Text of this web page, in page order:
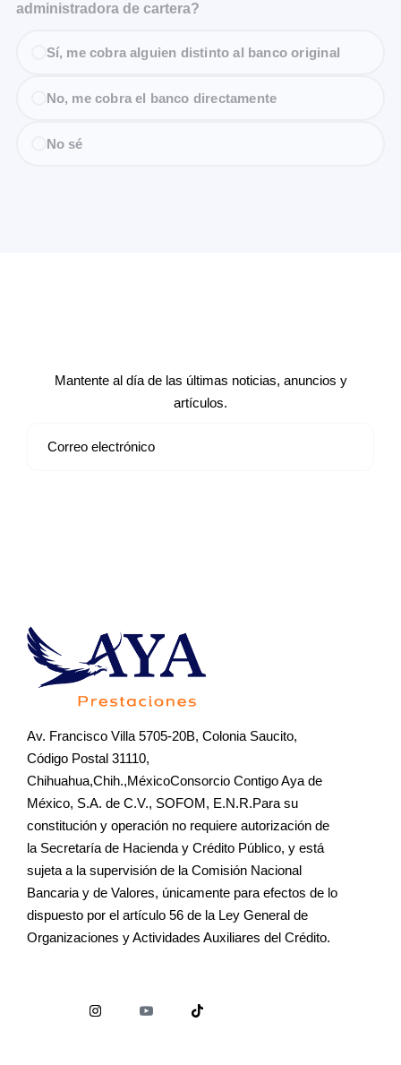
administradora de cartera?
Sí, me cobra alguien distinto al banco original
No, me cobra el banco directamente
No sé
Mantente al día de las últimas noticias, anuncios y
artículos.
Av. Francisco Villa 5705-20B, Colonia Saucito,
Código Postal 31110,
Chihuahua,Chih.,MéxicoConsorcio Contigo Aya de
México, S.A. de C.V., SOFOM, E.N.R.Para su
constitución y operación no requiere autorización de
la Secretaría de Hacienda y Crédito Público, y está
sujeta a la supervisión de la Comisión Nacional
Bancaria y de Valores, únicamente para efectos de lo
dispuesto por el artículo 56 de la Ley General de
Organizaciones y Actividades Auxiliares del Crédito.